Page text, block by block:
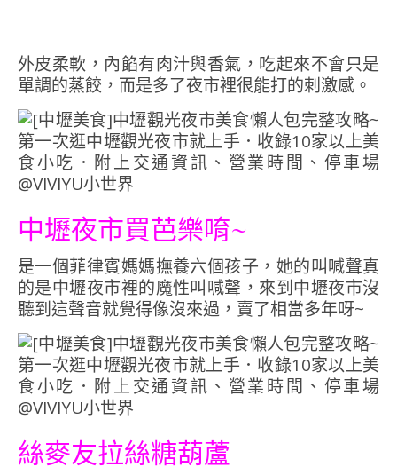
外皮柔軟，內餡有肉汁與香氣，吃起來不會只是
單調的蒸餃，而是多了夜市裡很能打的刺激感。
中壢夜市買芭樂唷~
是一個菲律賓媽媽撫養六個孩子，她的叫喊聲真
的是中壢夜市裡的魔性叫喊聲，來到中壢夜市沒
聽到這聲音就覺得像沒來過，賣了相當多年呀~
絲麥友拉絲糖葫蘆